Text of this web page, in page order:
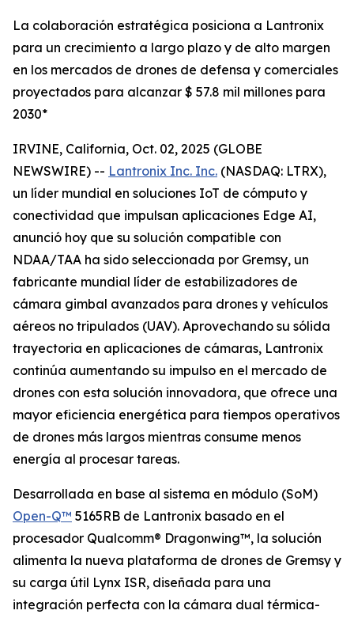
La colaboración estratégica posiciona a Lantronix
para un crecimiento a largo plazo y de alto margen
en los mercados de drones de defensa y comerciales
proyectados para alcanzar $ 57.8 mil millones para
2030*
IRVINE, California, Oct. 02, 2025 (GLOBE
NEWSWIRE) -- Lantronix Inc. Inc. (NASDAQ: LTRX),
un líder mundial en soluciones IoT de cómputo y
conectividad que impulsan aplicaciones Edge AI,
anunció hoy que su solución compatible con
NDAA/TAA ha sido seleccionada por Gremsy, un
fabricante mundial líder de estabilizadores de
cámara gimbal avanzados para drones y vehículos
aéreos no tripulados (UAV). Aprovechando su sólida
trayectoria en aplicaciones de cámaras, Lantronix
continúa aumentando su impulso en el mercado de
drones con esta solución innovadora, que ofrece una
mayor eficiencia energética para tiempos operativos
de drones más largos mientras consume menos
energía al procesar tareas.
Desarrollada en base al sistema en módulo (SoM)
Open-Q™ 5165RB de Lantronix basado en el
procesador Qualcomm® Dragonwing™, la solución
alimenta la nueva plataforma de drones de Gremsy y
su carga útil Lynx ISR, diseñada para una
integración perfecta con la cámara dual térmica-